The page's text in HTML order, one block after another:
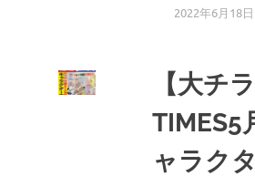
2022年6月18日
【大チ
TIMES5
ャラク